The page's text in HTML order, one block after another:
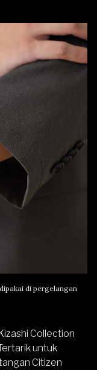
di pergelangan
Collection
untuk
Citizen